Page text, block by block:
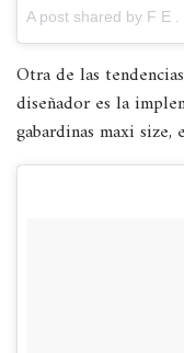
A post shared by F E .
Otra de las
diseñador es la
gabardinas maxi size,